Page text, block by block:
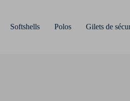
Softshells Polos Gilets de